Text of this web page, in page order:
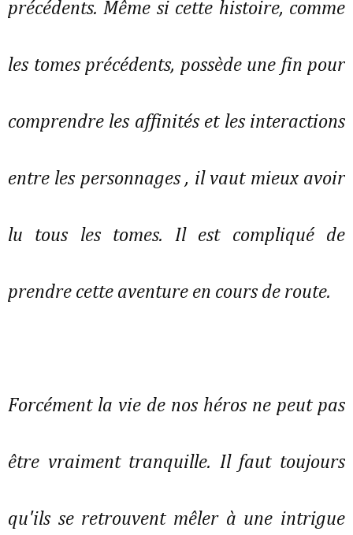
précédents. Même si cette histoire, comme
les tomes précédents, possède une fin pour
comprendre les affinités et les interactions
entre les personnages , il vaut mieux avoir
lu tous les tomes. Il est compliqué de
prendre cette aventure en cours de route.
Forcément la vie de nos héros ne peut pas
être vraiment tranquille. Il faut toujours
qu'ils se retrouvent mêler à une intrigue